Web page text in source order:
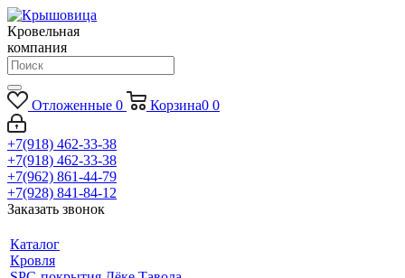
Кровельная
компания
Отложенные 0 Корзина0 0
+7(918) 462-33-38
+7(918) 462-33-38
+7(962) 861-44-79
+7(928) 841-84-12
Заказать звонок
Каталог
Кровля